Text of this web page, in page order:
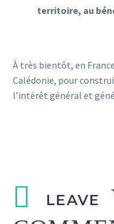
territoire, au
À très bientôt, en
Calédonie, pour
l’intérêt général et
LEAVE